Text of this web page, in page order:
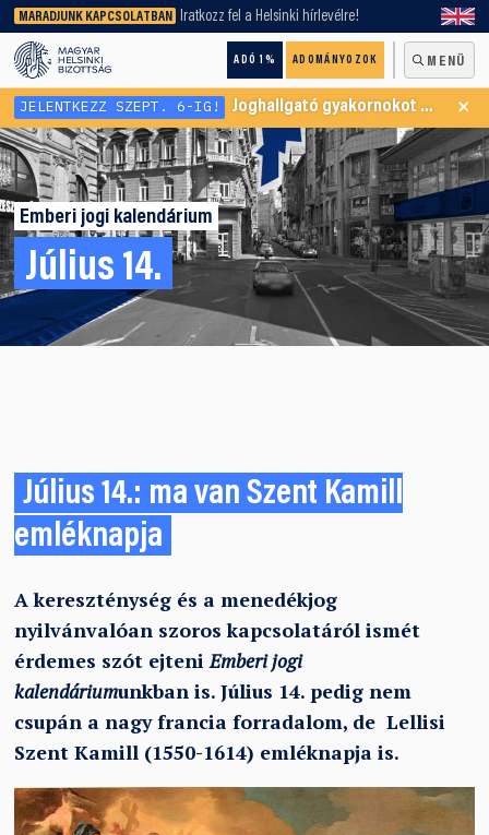
MARADJUNK KAPCSOLATBAN Iratkozz fel a Helsinki hírlevélre!
ADÓ 1% ADOMÁNYOZOK MENÜ
keresőnket!
JELENTKEZZ SZEPT. 6-IG! Joghallgató gyakornokot keresünk Menekültügyi Programunkba ×
Emberi jogi kalendárium
Július 14.
Július 14.: ma van Szent Kamill
emléknapja
A kereszténység és a menedékjog
nyilvánvalóan szoros kapcsolatáról ismét
érdemes szót ejteniEmberi jogi
kalendáriumunkban is. Július 14. pedig nem
csupán a nagy francia forradalom, de Lellisi
Szent Kamill (1550-1614) emléknapja is.